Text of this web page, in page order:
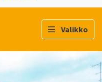
Valikko